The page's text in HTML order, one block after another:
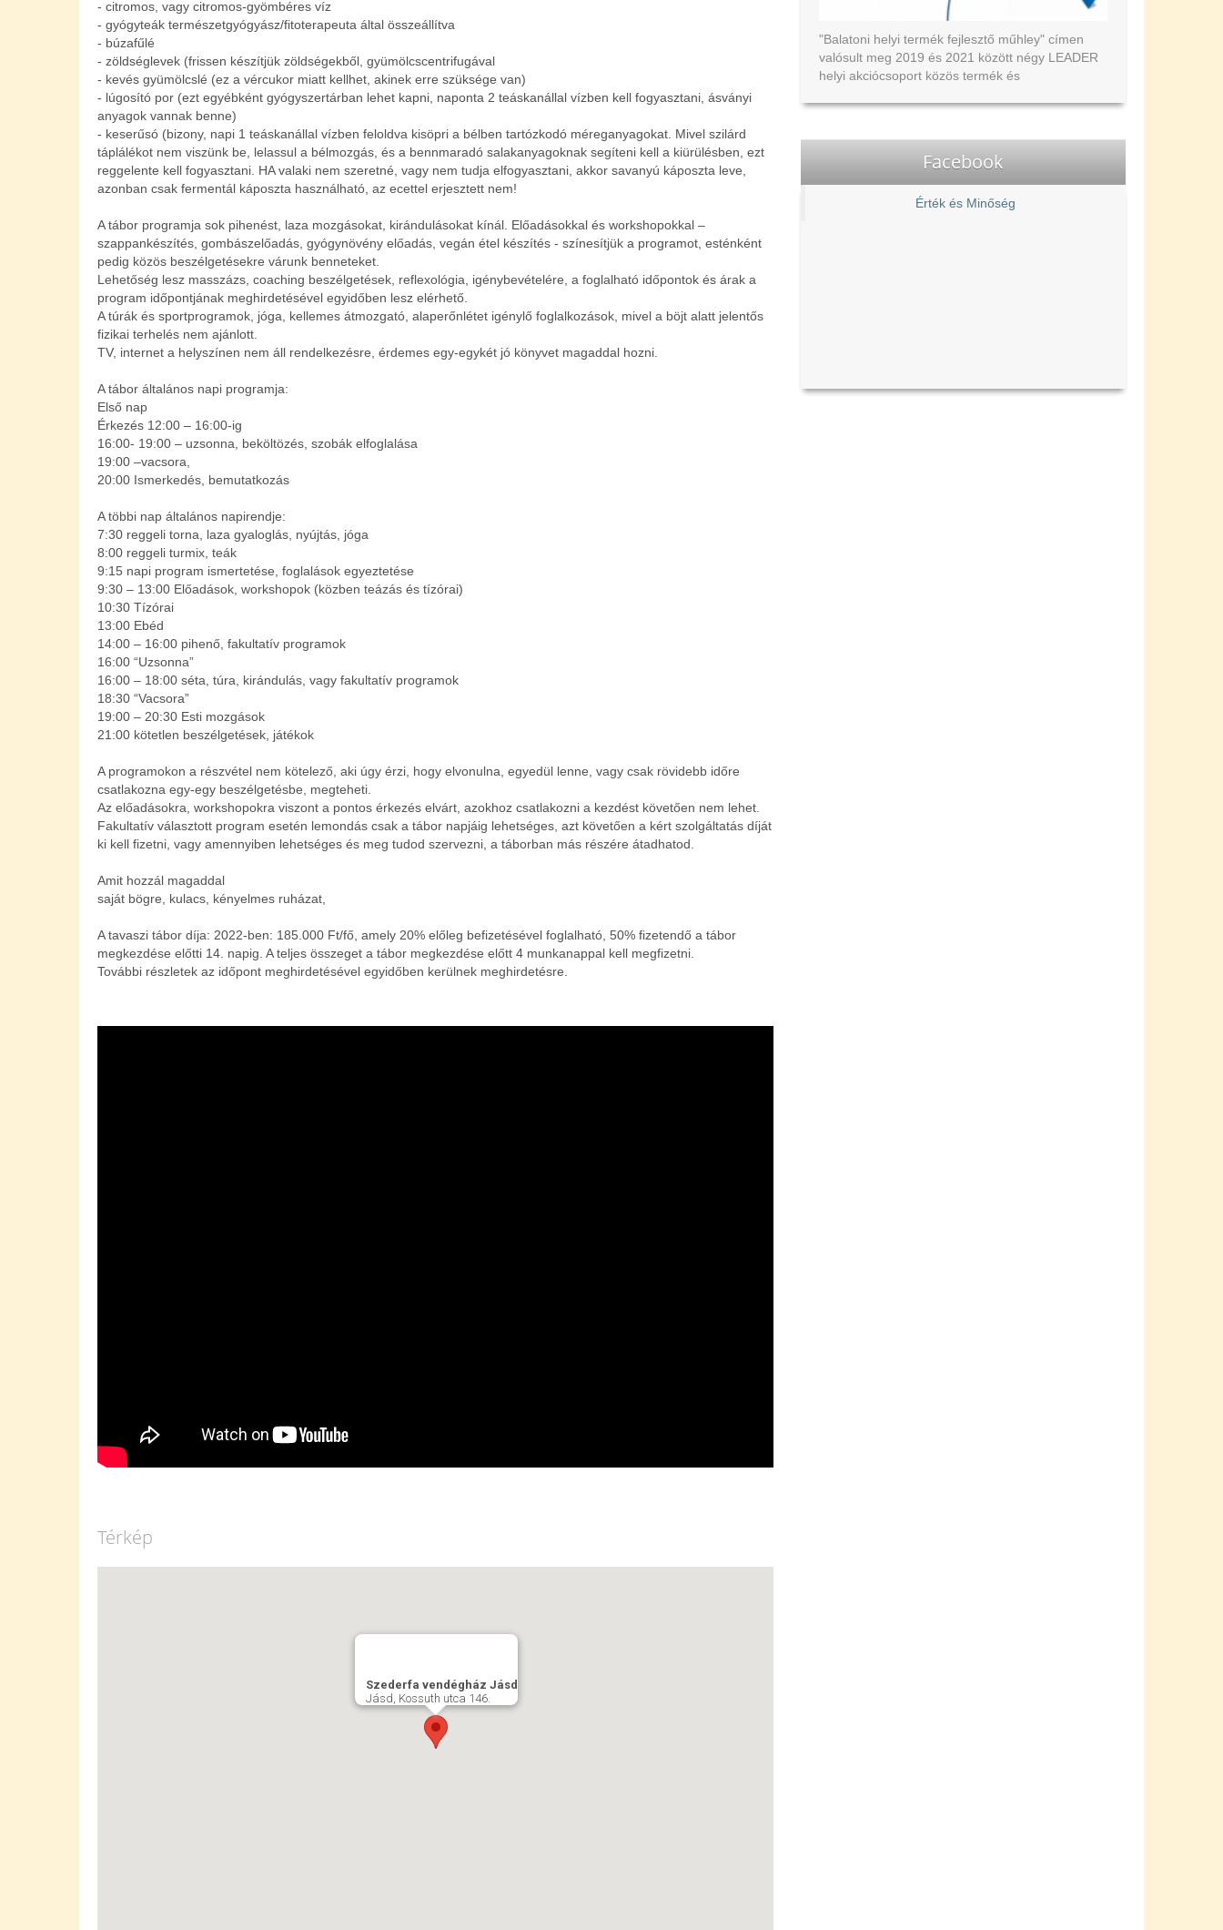
- citromos, vagy citromos-gyömbéres víz
- gyógyteák természetgyógyász/fitoterapeuta által összeállítva
- búzafűlé
- zöldséglevek (frissen készítjük zöldségekből, gyümölcscentrifugával
- kevés gyümölcslé (ez a vércukor miatt kellhet, akinek erre szüksége van)
- lúgosító por (ezt egyébként gyógyszertárban lehet kapni, naponta 2 teáskanállal vízben kell fogyasztani, ásványi
anyagok vannak benne)
- keserűsó (bizony, napi 1 teáskanállal vízben feloldva kisöpri a bélben tartózkodó méreganyagokat. Mivel szilárd
táplálékot nem viszünk be, lelassul a bélmozgás, és a bennmaradó salakanyagoknak segíteni kell a kiürülésben, ezt
reggelente kell fogyasztani. HA valaki nem szeretné, vagy nem tudja elfogyasztani, akkor savanyú káposzta leve,
azonban csak fermentál káposzta használható, az ecettel erjesztett nem!
A tábor programja sok pihenést, laza mozgásokat, kirándulásokat kínál. Előadásokkal és workshopokkal –
szappankészítés, gombászelőadás, gyógynövény előadás, vegán étel készítés - színesítjük a programot, esténként
pedig közös beszélgetésekre várunk benneteket.
Lehetőség lesz masszázs, coaching beszélgetések, reflexológia, igénybevételére, a foglalható időpontok és árak a
program időpontjának meghirdetésével egyidőben lesz elérhető.
A túrák és sportprogramok, jóga, kellemes átmozgató, alaperőnlétet igénylő foglalkozások, mivel a böjt alatt jelentős
fizikai terhelés nem ajánlott.
TV, internet a helyszínen nem áll rendelkezésre, érdemes egy-egykét jó könyvet magaddal hozni.
A tábor általános napi programja:
Első nap
Érkezés 12:00 – 16:00-ig
16:00- 19:00 – uzsonna, beköltözés, szobák elfoglalása
19:00 –vacsora,
20:00 Ismerkedés, bemutatkozás
A többi nap általános napirendje:
7:30 reggeli torna, laza gyaloglás, nyújtás, jóga
8:00 reggeli turmix, teák
9:15 napi program ismertetése, foglalások egyeztetése
9:30 – 13:00 Előadások, workshopok (közben teázás és tízórai)
10:30 Tízórai
13:00 Ebéd
14:00 – 16:00 pihenő, fakultatív programok
16:00 “Uzsonna”
16:00 – 18:00 séta, túra, kirándulás, vagy fakultatív programok
18:30 “Vacsora”
19:00 – 20:30 Esti mozgások
21:00 kötetlen beszélgetések, játékok
A programokon a részvétel nem kötelező, aki úgy érzi, hogy elvonulna, egyedül lenne, vagy csak rövidebb időre
csatlakozna egy-egy beszélgetésbe, megteheti.
Az előadásokra, workshopokra viszont a pontos érkezés elvárt, azokhoz csatlakozni a kezdést követően nem lehet.
Fakultatív választott program esetén lemondás csak a tábor napjáig lehetséges, azt követően a kért szolgáltatás díját
ki kell fizetni, vagy amennyiben lehetséges és meg tudod szervezni, a táborban más részére átadhatod.
Amit hozzál magaddal
saját bögre, kulacs, kényelmes ruházat,
A tavaszi tábor díja: 2022-ben: 185.000 Ft/fő, amely 20% előleg befizetésével foglalható, 50% fizetendő a tábor
megkezdése előtti 14. napig. A teljes összeget a tábor megkezdése előtt 4 munkanappal kell megfizetni.
További részletek az időpont meghirdetésével egyidőben kerülnek meghirdetésre.
Térkép
Szederfa vendégház Jásd
Jásd, Kossuth utca 146.
"Balatoni helyi termék fejlesztő műhley" címen
valósult meg 2019 és 2021 között négy LEADER
helyi akciócsoport közös termék és
Ajánljuk figyelmükbe az elkészült kézikönyvet.
Facebook
Érték és Minőség